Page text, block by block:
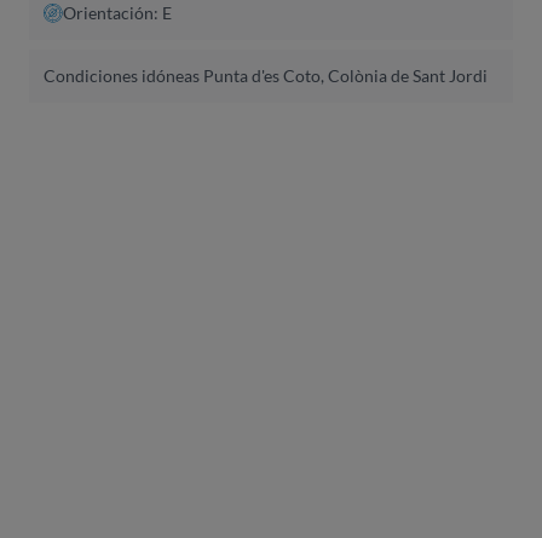
Orientación: E
Condiciones idóneas Punta d'es Coto, Colònia de Sant Jordi